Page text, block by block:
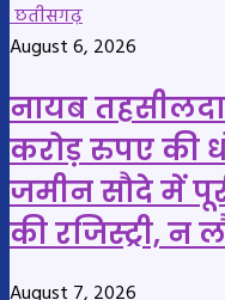
छतीसगढ़
August 6, 2026
नायब
करोड़ रुपए की
जमीन सौदे में
की रजिस्ट्री, न